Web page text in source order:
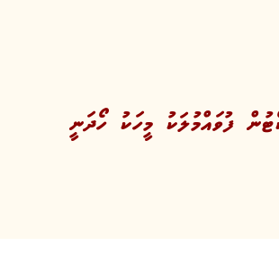
ފުވައްމުލަކު މީހަކު ހޯދަނީ